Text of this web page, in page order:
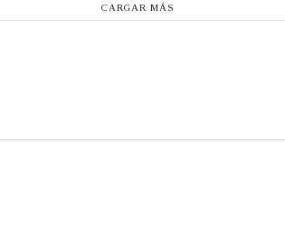
CARGAR MÁS